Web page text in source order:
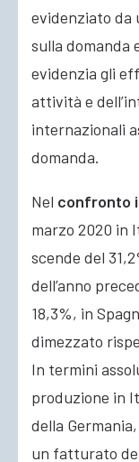
evidenziato da
sulla domanda
evidenzia gli
attività e
internazionali
domanda.
Nel confronto
marzo 2020 in
scende del
dell’anno
18,3%, in
dimezzato
In termini
produzione in
della
un fatturato